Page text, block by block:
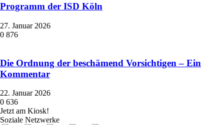
Programm der ISD Köln
27. Januar 2026
0 876
Die Ordnung der beschämend Vorsichtigen – Ein
Kommentar
22. Januar 2026
0 636
Jetzt am Kiosk!
Soziale Netzwerke